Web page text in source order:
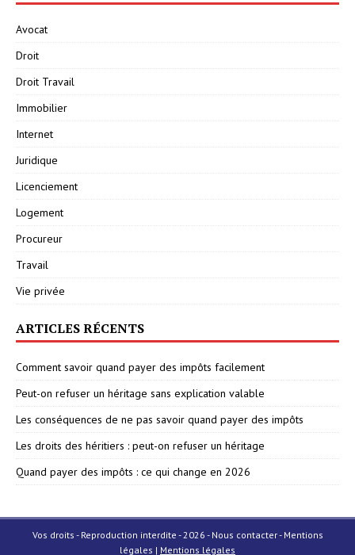
Avocat
Droit
Droit Travail
Immobilier
Internet
Juridique
Licenciement
Logement
Procureur
Travail
Vie privée
ARTICLES RÉCENTS
Comment savoir quand payer des impôts facilement
Peut-on refuser un héritage sans explication valable
Les conséquences de ne pas savoir quand payer des impôts
Les droits des héritiers : peut-on refuser un héritage
Quand payer des impôts : ce qui change en 2026
Vos droits - Reproduction interdite - 2026 - Nous contacter - Mentions
légales | Mentions légales